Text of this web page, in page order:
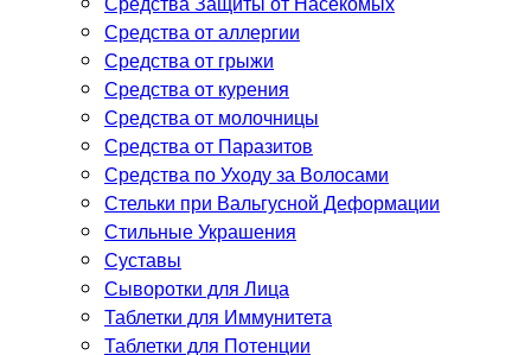
Средства от аллергии
Средства от грыжи
Средства от курения
Средства от молочницы
Средства от Паразитов
Средства по Уходу за Волосами
Стельки при Вальгусной Деформации
Стильные Украшения
Суставы
Сыворотки для Лица
Таблетки для Иммунитета
Таблетки для Потенции